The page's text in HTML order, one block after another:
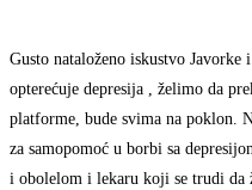
Gusto nataloženo iskustvo Javorke
opterećuje depresija , želimo da
platforme, bude svima na poklon.
za samopomoć u borbi sa
i obolelom i lekaru koji se trudi da